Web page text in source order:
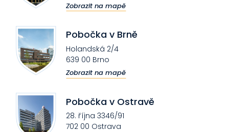
Zobrazit na mapě
Pobočka v Brně
Holandská 2/4
639 00 Brno
Zobrazit na mapě
Pobočka v Ostravě
28. října 3346/91
702 00 Ostrava